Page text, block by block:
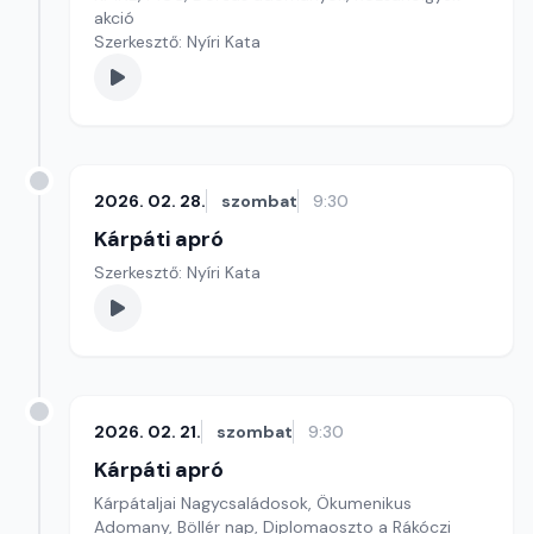
akció
Szerkesztő: Nyíri Kata
2026. 02. 28. szombat 9:30
Kárpáti apró
Szerkesztő: Nyíri Kata
2026. 02. 21. szombat 9:30
Kárpáti apró
Kárpátaljai Nagycsaládosok, Ökumenikus
Adomany, Böllér nap, Diplomaoszto a Rákóczi